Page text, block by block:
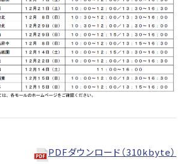
PDFダウンロード（310kbyte）